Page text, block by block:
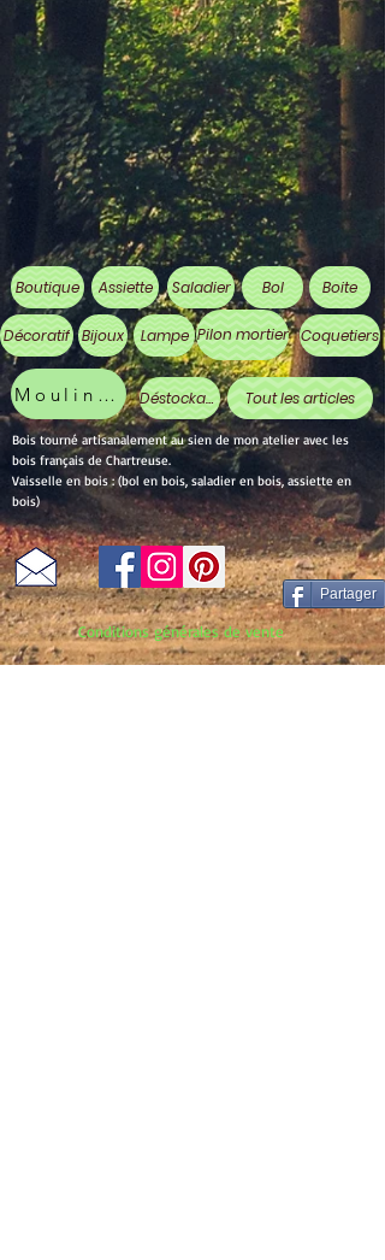
Boutique Assiette Saladier Bol Boite
Décoratif Bijoux Lampe Pilon mortier Coquetiers
Moulin à poivre Déstockage Tout les articles
Bois tourné artisanalement au sien de mon atelier avec les
bois français de Chartreuse.
Vaisselle en bois : (bol en bois, saladier en bois, assiette en
bois)
Partager
Conditions générales de vente
Mentions légales et politique de confidentialité